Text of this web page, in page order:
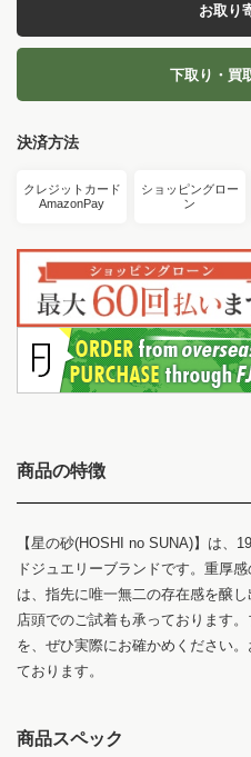
お取り
下取り・買
決済方法
クレジットカード
AmazonPay
ショッピングロー
ン
商品の特徴
【星の砂(HOSHI no SUNA)】は、
ドジュエリーブランドです。重厚
は、指先に唯一無二の存在感を醸
店頭でのご試着も承っております
を、ぜひ実際にお確かめください
ております。
商品スペック